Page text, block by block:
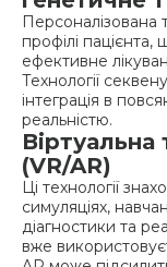
Персоналізована
профілі
ефективне
Технології
інтеграція в
реальністю.
Віртуальна
(VR/AR)
Ці технології
симуляціях,
діагностики та
вже